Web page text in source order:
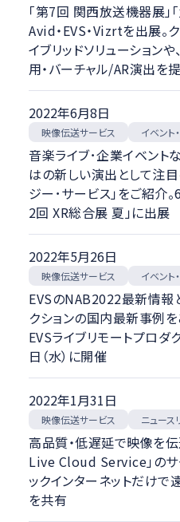
「第7回 関西放送機器展」
Avid・EVS・Vizrtを出展。
イブリッドソリューション
用・バーチャル/AR演出を
2022年6月8日
映像伝送サービス イベント
音楽ライブ･企業イベント
はの新しい演出として注
ジー･サービス」をご紹介
2回 XR総合展 夏」に出展
2022年5月26日
映像伝送サービス イベント
EVSのNAB2022最新情報
クションの国内最新事例
EVSライブリモートプロダ
日（水）に開催
2022年1月31日
映像伝送サービス ニュース
高品質・低遅延で映像を
Live Cloud Service」のサ
ックインターネットだけ
を共有